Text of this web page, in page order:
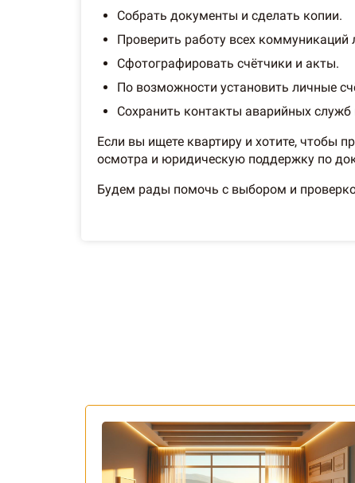
Собрать документы и сделать копии.
Проверить работу всех коммуникаций
Сфотографировать счётчики и акты.
По возможности установить личные
Сохранить контакты аварийных
Если вы ищете квартиру и хотите, чтобы
осмотра и юридическую поддержку по
Будем рады помочь с выбором и